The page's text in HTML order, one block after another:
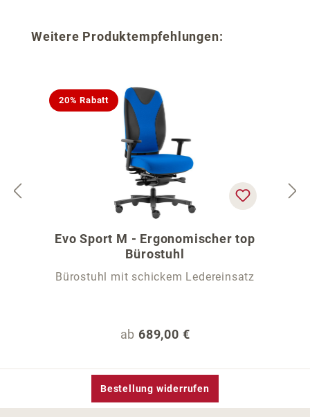
Produktgalerie überspringen
Weitere Produktempfehlungen:
20% Rabatt
Evo Sport M - Ergonomischer top
Bürostuhl
Bürostuhl mit schickem Ledereinsatz
Regulärer Preis:
ab 689,00 €
Bestellung widerrufen